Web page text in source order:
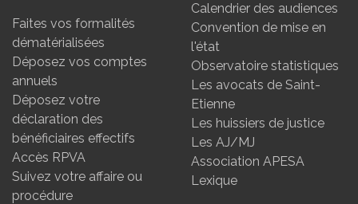
Faites vos formalités
dématérialisées
Déposez vos comptes
annuels
Déposez votre
déclaration des
bénéficiaires effectifs
Accès RPVA
Suivez votre affaire ou
procédure
Calendrier des audiences
Convention de mise en
l'état
Observatoire statistiques
Les avocats de Saint-
Etienne
Les huissiers de justice
Les AJ/MJ
Association APESA
Lexique